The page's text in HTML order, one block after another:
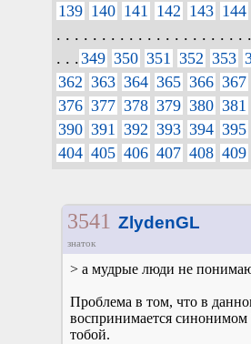
139 140 141 142 143 144
. . . . . . . . . . . . . . . . . . . . .
. . .349 350 351 352 353
362 363 364 365 366 367
376 377 378 379 380 381
390 391 392 393 394 395
404 405 406 407 408 409
3541 ZlydenGL
знаток
> а мудрые люди не
Проблема в том, что в
воспринимается синонимом
тобой.